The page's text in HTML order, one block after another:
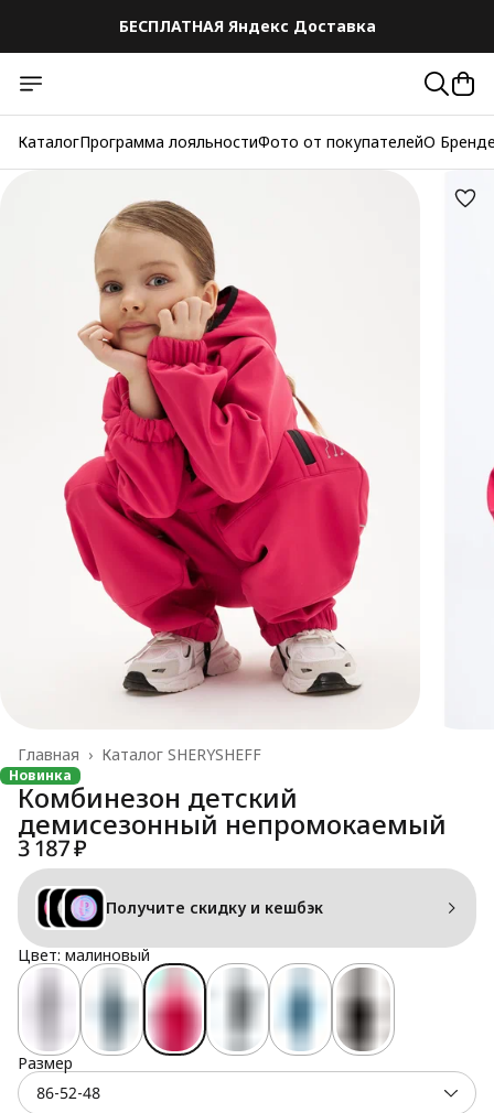
БЕСПЛАТНАЯ Яндекс Доставка
КаталогПрограмма лояльностиФото от покупателейО
Каталог SHERYSHEFF
Главная ›
Новинка
Комбинезон детский
демисезонный непромокаемый
3 187 ₽
Получите скидку и кешбэк
Цвет: малиновый
Размер
86-52-48